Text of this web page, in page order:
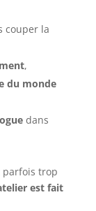
couper la
,
du monde
dans
parfois trop
est fait